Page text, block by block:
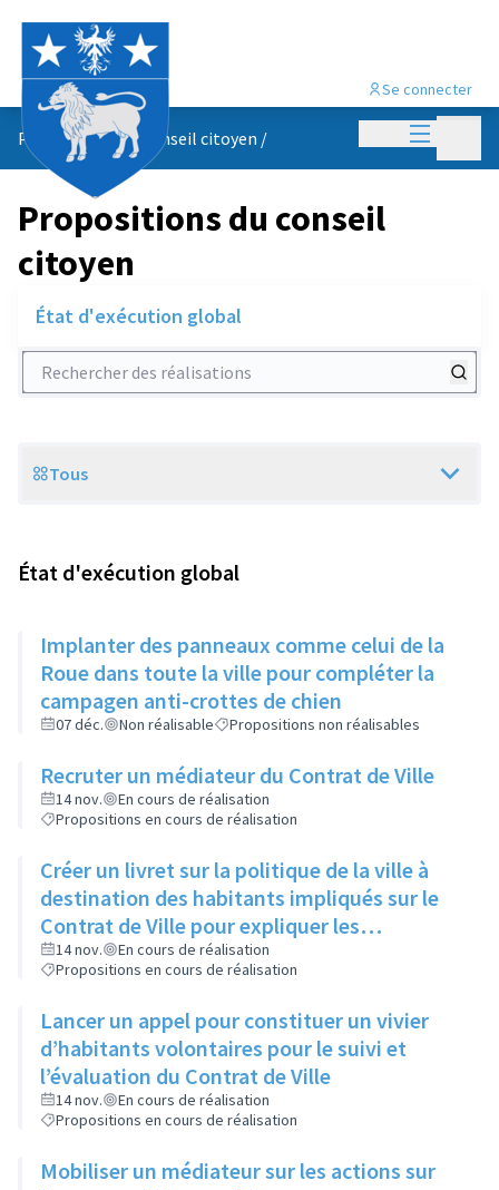
Menu
Se connecter
Propositions du conseil citoyen /
Propositions du conseil
citoyen
État d'exécution global
Rechercher des réalisations
Scope
Tous
État d'exécution global
Implanter des panneaux comme celui de la
Roue dans toute la ville pour compléter la
campagen anti-crottes de chien
07 déc. Non réalisable Propositions non réalisables
Recruter un médiateur du Contrat de Ville
14 nov.
En cours de réalisation
Propositions en cours de réalisation
Créer un livret sur la politique de la ville à
destination des habitants impliqués sur le
Contrat de Ville pour expliquer les
dispositifs, les termes techniques, les
abréviations et les projets
14 nov.
En cours de réalisation
Propositions en cours de réalisation
Lancer un appel pour constituer un vivier
d’habitants volontaires pour le suivi et
l’évaluation du Contrat de Ville
14 nov.
En cours de réalisation
Propositions en cours de réalisation
Mobiliser un médiateur sur les actions sur